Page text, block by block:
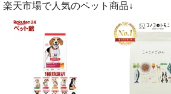
楽天市場で人気のペット商品↓